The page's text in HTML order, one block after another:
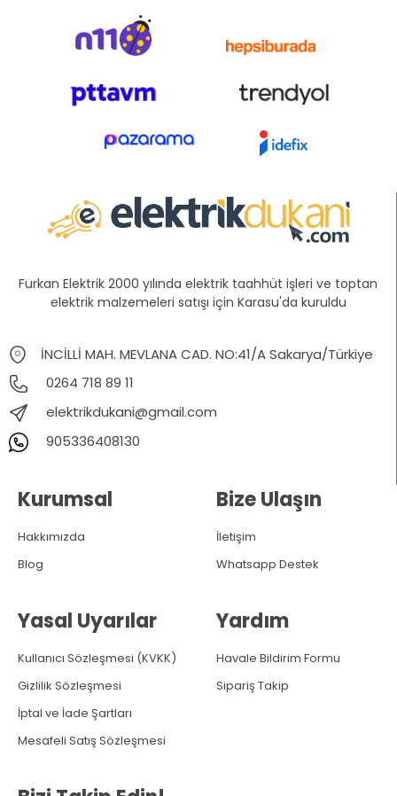
Furkan Elektrik 2000 yılında elektrik taahhüt işleri ve toptan
elektrik malzemeleri satışı için Karasu'da kuruldu
İNCİLLİ MAH. MEVLANA CAD. NO:41/A Sakarya/Türkiye
0264 718 89 11
elektrikdukani@gmail.com
905336408130
Kurumsal
Hakkımızda
Blog
Yasal Uyarılar
Kullanıcı Sözleşmesi (KVKK)
Gizlilik Sözleşmesi
İptal ve İade Şartları
Mesafeli Satış Sözleşmesi
Bize Ulaşın
İletişim
Whatsapp Destek
Yardım
Havale Bildirim Formu
Sipariş Takip